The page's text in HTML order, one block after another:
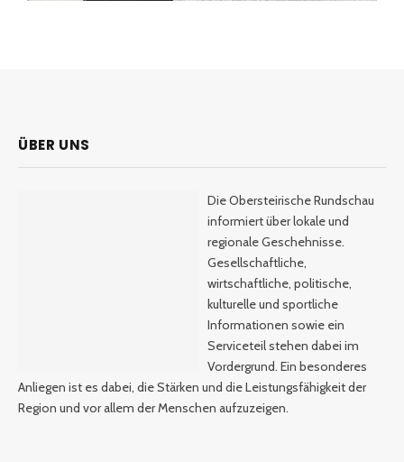
ÜBER UNS
Die Obersteirische Rundschau
informiert über lokale und
regionale Geschehnisse.
Gesellschaftliche,
wirtschaftliche, politische,
kulturelle und sportliche
Informationen sowie ein
Serviceteil stehen dabei im
Vordergrund. Ein besonderes
Anliegen ist es dabei, die Stärken und die Leistungsfähigkeit der
Region und vor allem der Menschen aufzuzeigen.